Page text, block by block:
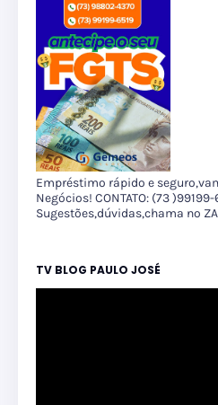
Empréstimo rápido e
Negócios! CONTATO: (73
Sugestões,dúvidas,chama no
TV BLOG PAULO JOSÉ